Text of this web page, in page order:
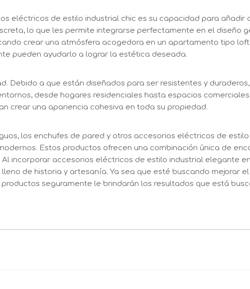
eléctricos de estilo industrial chic es su capacidad para añadir
lo que les permite integrarse perfectamente en el diseño
crear una atmósfera acogedora en un apartamento tipo
pueden ayudarlo a lograr la estética deseada.
Debido a que están diseñados para ser resistentes y
desde hogares residenciales hasta espacios
crear una apariencia cohesiva en toda su propiedad.
los enchufes de pared y otros accesorios eléctricos de
Estos productos ofrecen una combinación única de
incorporar accesorios eléctricos de estilo industrial elegante
de historia y artesanía. Ya sea que esté buscando mejorar
seguramente le brindarán los resultados que está